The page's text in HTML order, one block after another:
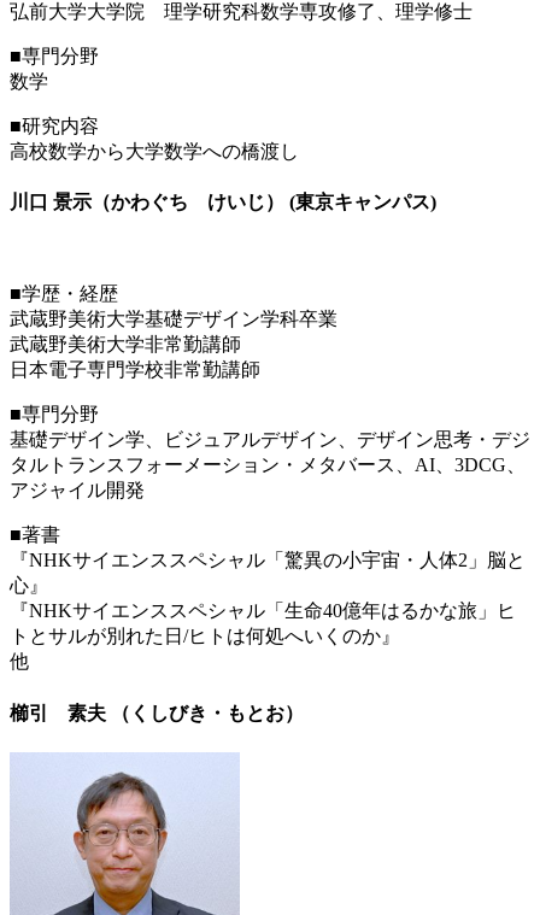
弘前大学大学院 理学研究科数学専攻修了、理学修士
■専門分野
数学
■研究内容
高校数学から大学数学への橋渡し
川口 景示（かわぐち けいじ） (東京キャンパス)
■学歴・経歴
武蔵野美術大学基礎デザイン学科卒業
武蔵野美術大学非常勤講師
日本電子専門学校非常勤講師
■専門分野
基礎デザイン学、ビジュアルデザイン、デザイン思考・デジ
タルトランスフォーメーション・メタバース、AI、3DCG、
アジャイル開発
■著書
『NHKサイエンススペシャル「驚異の小宇宙・人体2」脳と
心』
『NHKサイエンススペシャル「生命40億年はるかな旅」ヒ
トとサルが別れた日/ヒトは何処へいくのか』
他
櫛引 素夫 （くしびき・もとお）